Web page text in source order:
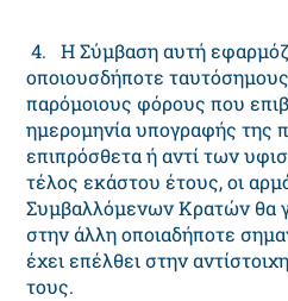
4. H Σύμβαση αυτή
οποιουσδήποτε
παρόμοιους φόρους που
ημερομηνία υπογραφής της
επιπρόσθετα ή αντί των
τέλος εκάστου έτους, οι
Συμβαλλόμενων Kρατών θα
στην άλλη οποιαδήποτε
έχει επέλθει στην
τους.